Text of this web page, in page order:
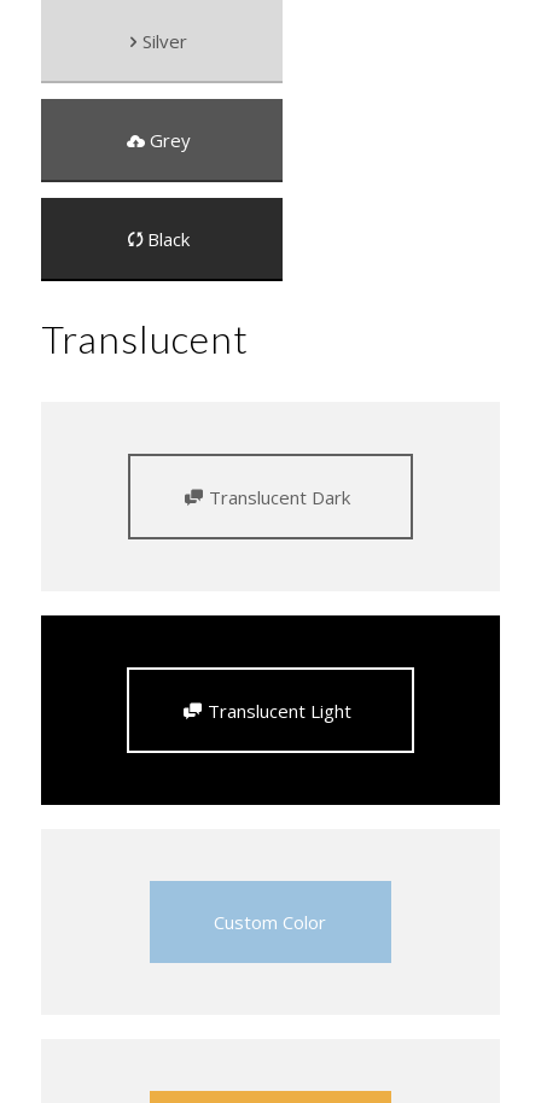
Silver
Grey
Black
Translucent
Translucent Dark
Translucent Light
Custom Color